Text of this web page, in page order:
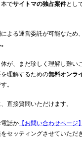
でサイトマの独占案件とし
よる運営委託が可能なため、
が、まだ珍しく理解し難い
理解するための無料オンラ
。
直接質問いただけます。
話か 【お問い合わせページ】
セッティングさせていただ